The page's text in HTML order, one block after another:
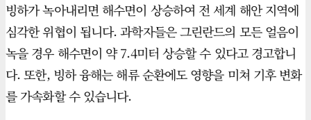
빙하가 녹아내리면 해수면이 상승하여 전 세계 해안 지역에
심각한 위협이 됩니다. 과학자들은 그린란드의 모든 얼음이
녹을 경우 해수면이 약 7.4미터 상승할 수 있다고 경고합니
다. 또한, 빙하 융해는 해류 순환에도 영향을 미쳐 기후 변화
를 가속화할 수 있습니다.